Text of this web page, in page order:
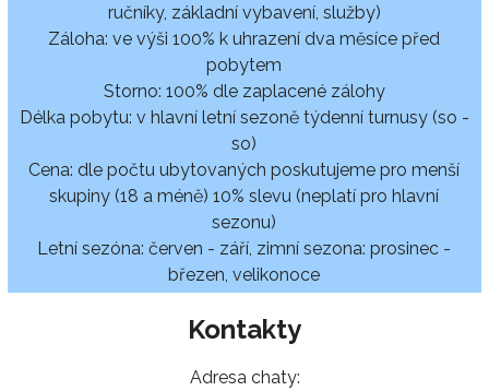
ručníky, základní vybavení, služby)
Záloha: ve výši 100% k uhrazení dva měsíce před
pobytem
Storno: 100% dle zaplacené zálohy
Délka pobytu: v hlavní letní sezoně týdenní turnusy (so -
so)
Cena: dle počtu ubytovaných poskutujeme pro menší
skupiny (18 a méně) 10% slevu (neplatí pro hlavní
sezonu)
Letní sezóna: červen - září, zimní sezona: prosinec -
březen, velikonoce
Kontakty
Adresa chaty: